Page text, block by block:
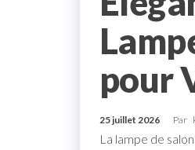
pour
25 juillet 2026 Par
La lampe de